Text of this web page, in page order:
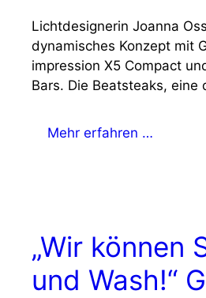
Lichtdesignerin Joanna
dynamisches Konzept mit
impression X5 Compact
Bars. Die Beatsteaks, eine
Mehr erfahren …
„Wir können
und Wash!“